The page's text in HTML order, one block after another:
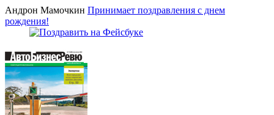
Андрон Мамочкин Принимает поздравления с днем
рождения!